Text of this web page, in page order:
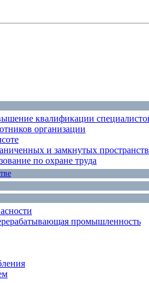
квалификации
организации
и замкнутых
по охране труда
промышленность